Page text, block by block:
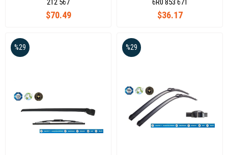
$70.49
212 567
$36.17
6R0 853 671
%29 %29